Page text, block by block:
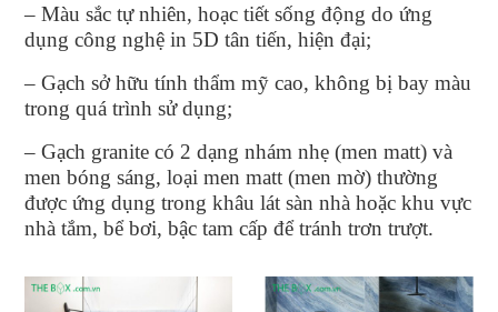
– Màu sắc tự nhiên, hoạc tiết sống động do ứng
dụng công nghệ in 5D tân tiến, hiện đại;
– Gạch sở hữu tính thẩm mỹ cao, không bị bay màu
trong quá trình sử dụng;
– Gạch granite có 2 dạng nhám nhẹ (men matt) và
men bóng sáng, loại men matt (men mờ) thường
được ứng dụng trong khâu lát sàn nhà hoặc khu vực
nhà tắm, bể bơi, bậc tam cấp để tránh trơn trượt.